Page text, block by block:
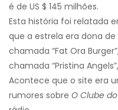
é de US $ 145 milhões.
Esta história foi relatada
que a estrela era dona
chamada “Fat Ora
chamada “Pristina
Acontece que o site era
rumores sobre O Clube